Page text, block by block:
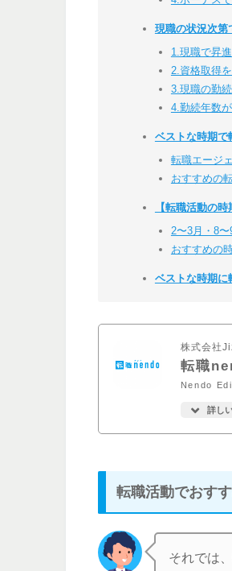
現職の状況次第
1.現職で昇
2.資格取得
3.現職の勤
4.勤続年数
ベストな時期で
転職エージ
おすすめの
【転職活動の
2〜3月・8
おすすめの
ベストな時期に
株式会社
転職
Nendo
詳し
転職活動でおす
それでは